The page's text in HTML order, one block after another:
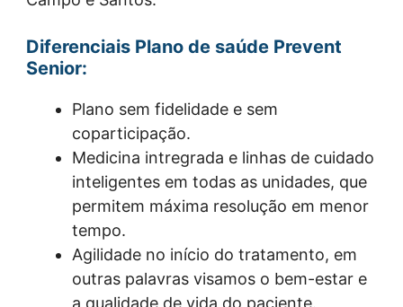
Diferenciais Plano de saúde Prevent
Senior:
Plano sem fidelidade e sem
coparticipação.
Medicina intregrada e linhas de cuidado
inteligentes em todas as unidades, que
permitem máxima resolução em menor
tempo.
Agilidade no início do tratamento, em
outras palavras visamos o bem-estar e
a qualidade de vida do paciente.